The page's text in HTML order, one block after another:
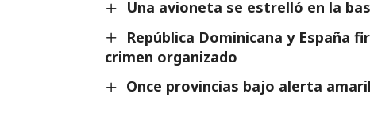
Una avioneta se estrelló en la
República Dominicana y España
crimen organizado
Once provincias bajo alerta